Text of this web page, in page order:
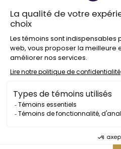
Stationnements
proximité de
nos salles
Politique de
d’auteur
2026